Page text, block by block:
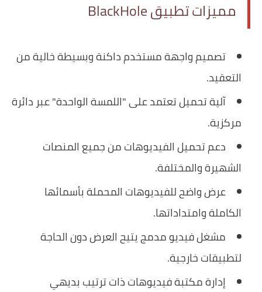
مميزات تطبيق BlackHole
تصميم واجهة مستخدم داكنة وبسيطة خالية من
التعقيد.
آلية تحميل تعتمد على "اللمسة الواحدة" عبر دائرة
مركزية.
دعم تحميل الفيديوهات من جميع المنصات
الشهيرة والمختلفة.
عرض واضح للفيديوهات المحملة بأسمائها
الكاملة وامتداداتها.
مشغل فيديو مدمج يتيح العرض دون الحاجة
لتطبيقات خارجية.
إدارة مكتبة فيديوهات ذات ترتيب بديهي